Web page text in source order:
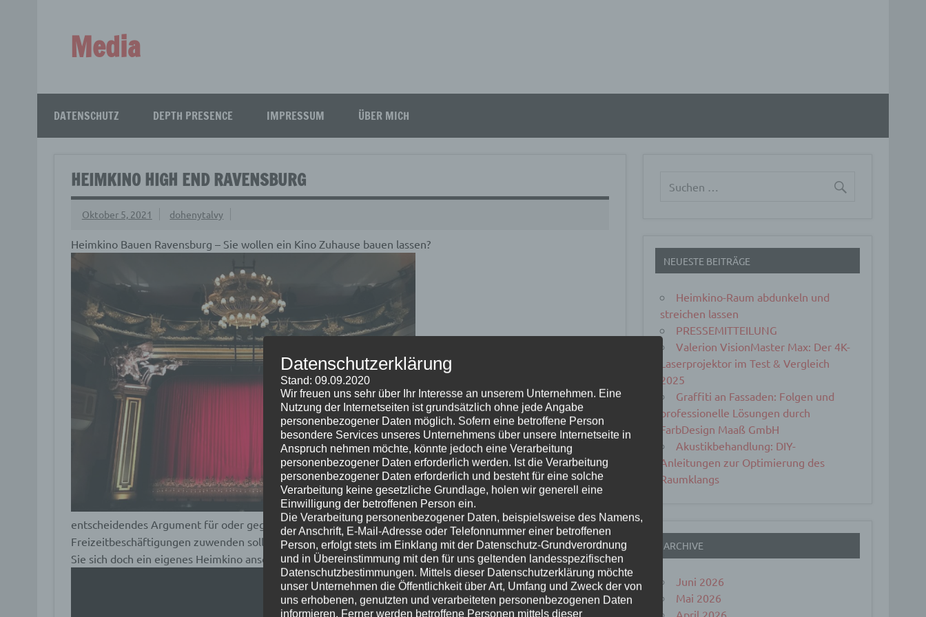
Media
DATENSCHUTZ DEPTH PRESENCE IMPRESSUM ÜBER MICH
HEIMKINO HIGH END RAVENSBURG
Oktober 5, 2021 dohenytalvy
Heimkino Bauen Ravensburg – Sie wollen ein Kino Zuhause bauen lassen?
Es gibt noch lange kein
entscheidendes Argument für oder gegen das Fernsehen, einige Experten meinen, dass wir uns anderen
Freizeitbeschäftigungen zuwenden sollten. Wenn Sie Fernsehen noch immer entspannend finden, könnten
Sie sich doch ein eigenes Heimkino anschaffen.
NEUESTE BEITRÄGE
Heimkino-Raum abdunkeln und
streichen lassen
PRESSEMITTEILUNG
Valerion VisionMaster Max: Der 4K-
Laserprojektor im Test & Vergleich
2025
Graffiti an Fassaden: Folgen und
professionelle Lösungen durch
FarbDesign Maaß GmbH
Akustikbehandlung: DIY-
Anleitungen zur Optimierung des
Raumklangs
ARCHIVE
Juni 2026
Mai 2026
Datenschutzerklärung
Stand: 09.09.2020
Wir freuen uns sehr über Ihr Interesse an unserem Unternehmen. Eine
Nutzung der Internetseiten ist grundsätzlich ohne jede Angabe
personenbezogener Daten möglich. Sofern eine betroffene Person
besondere Services unseres Unternehmens über unsere Internetseite in
Anspruch nehmen möchte, könnte jedoch eine Verarbeitung
personenbezogener Daten erforderlich werden. Ist die Verarbeitung
personenbezogener Daten erforderlich und besteht für eine solche
Verarbeitung keine gesetzliche Grundlage, holen wir generell eine
Einwilligung der betroffenen Person ein.
Die Verarbeitung personenbezogener Daten, beispielsweise des Namens,
der Anschrift, E-Mail-Adresse oder Telefonnummer einer betroffenen
Person, erfolgt stets im Einklang mit der Datenschutz-Grundverordnung
und in Übereinstimmung mit den für uns geltenden landesspezifischen
Datenschutzbestimmungen. Mittels dieser Datenschutzerklärung möchte
unser Unternehmen die Öffentlichkeit über Art, Umfang und Zweck der von
uns erhobenen, genutzten und verarbeiteten personenbezogenen Daten
informieren. Ferner werden betroffene Personen mittels dieser